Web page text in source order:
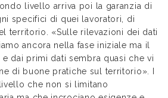
livello arriva poi la garanzia di
specifici di quei lavoratori, di
territorio. «Sulle rilevazioni dei dati
ancora nella fase iniziale ma il
dai primi dati sembra quasi che vi
di buone pratiche sul territorio». I
che non si limitano